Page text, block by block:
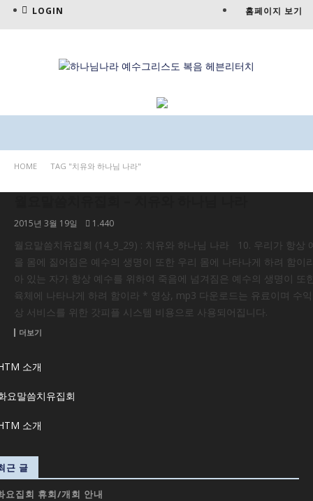
LOGIN 홈페이지 보기
HOME TAG "치유와 하나님 나라"
2015년 3월 19일 1.440
월요말씀치유집회 (14_9_29) : 치유와 하나님 나라 10. 우리가 항상
을 몸에 짊어짐은 예수의 생명이 또한 우리 몸에 나타나게 하려 함이
아 있는 자가 항상 예수를 위하여 죽음에 넘겨짐은 예수의 생명이 또
육체에 나타나게 하려 함이라 * 영상, mp3 다운로드는 유료이며 수
상 서비스를 위한 갓피플 시스템 비용으로 사용되어집니다.
더보기
근 글
요집회 휴회/개회 안내